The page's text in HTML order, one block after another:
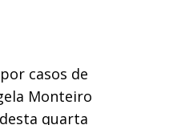
casos de
Monteiro
quarta